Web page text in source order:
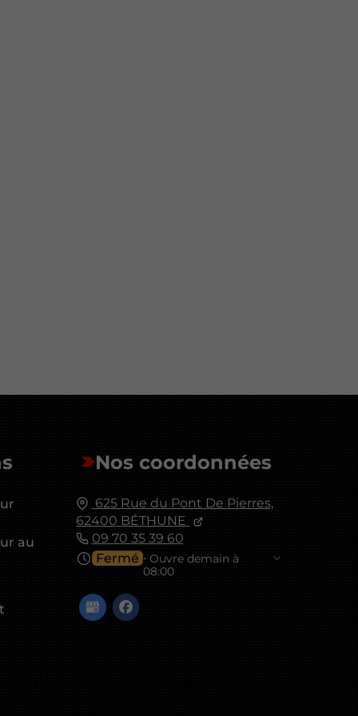
au
Nos coordonnées
625 Rue du Pont De Pierres,
62400 BÉTHUNE
09 70 35 39 60
Fermé ⋅ Ouvre demain à
08:00